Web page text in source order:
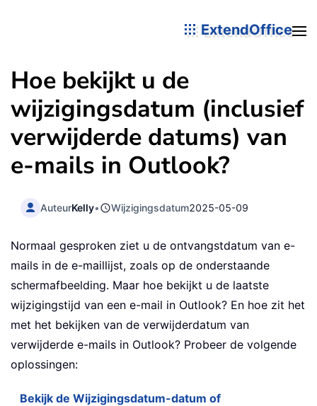
ExtendOffice
Hoe bekijkt u de
wijzigingsdatum (inclusief
verwijderde datums) van
e-mails in Outlook?
AuteurKelly• Wijzigingsdatum2025-05-09
Normaal gesproken ziet u de ontvangstdatum van e-
mails in de e-maillijst, zoals op de onderstaande
schermafbeelding. Maar hoe bekijkt u de laatste
wijzigingstijd van een e-mail in Outlook? En hoe zit het
met het bekijken van de verwijderdatum van
verwijderde e-mails in Outlook? Probeer de volgende
oplossingen:
Bekijk de Wijzigingsdatum-datum of